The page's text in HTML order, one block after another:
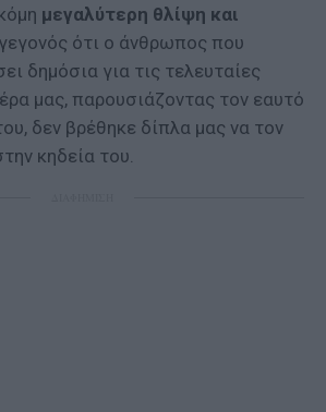
μεγαλύτερη θλίψη και
ότι ο άνθρωπος που
δημόσια για τις τελευταίες
μας, παρουσιάζοντας τον εαυτό
δεν βρέθηκε δίπλα μας να τον
κηδεία του.